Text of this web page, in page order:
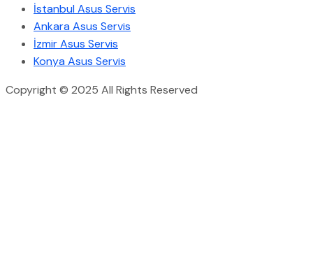
İstanbul Asus Servis
Ankara Asus Servis
İzmir Asus Servis
Konya Asus Servis
Copyright © 2025 All Rights Reserved